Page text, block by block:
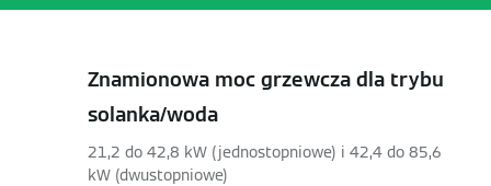
Znamionowa moc grzewcza dla trybu
solanka/woda
21,2 do 42,8 kW (jednostopniowe) i 42,4 do 85,6
kW (dwustopniowe)